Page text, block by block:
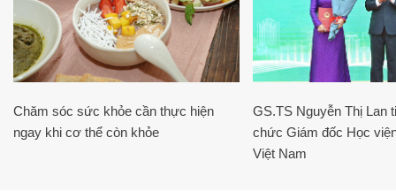
Chăm sóc sức khỏe cần thực hiện
ngay khi cơ thể còn khỏe
GS.TS Nguyễn Thị Lan
chức Giám đốc Học
Việt Nam